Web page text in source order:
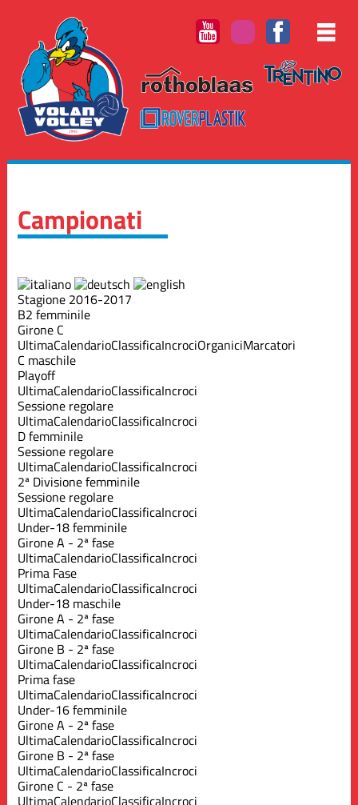
Campionati
Stagione 2016-2017
B2 femminile
Girone C
UltimaCalendarioClassificaIncrociOrganiciMarcatori
C maschile
Playoff
UltimaCalendarioClassificaIncroci
Sessione regolare
UltimaCalendarioClassificaIncroci
D femminile
Sessione regolare
UltimaCalendarioClassificaIncroci
2ª Divisione femminile
Sessione regolare
UltimaCalendarioClassificaIncroci
Under-18 femminile
Girone A - 2ª fase
UltimaCalendarioClassificaIncroci
Prima Fase
UltimaCalendarioClassificaIncroci
Under-18 maschile
Girone A - 2ª fase
UltimaCalendarioClassificaIncroci
Girone B - 2ª fase
UltimaCalendarioClassificaIncroci
Prima fase
UltimaCalendarioClassificaIncroci
Under-16 femminile
Girone A - 2ª fase
UltimaCalendarioClassificaIncroci
Girone B - 2ª fase
UltimaCalendarioClassificaIncroci
Girone C - 2ª fase
UltimaCalendarioClassificaIncroci